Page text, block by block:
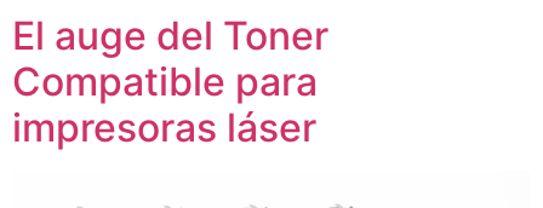
El auge del Toner
Compatible para
impresoras láser